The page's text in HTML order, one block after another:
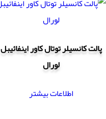
پالت کانسیلر توتال کاور اینفائیبل
لورال
اطلاعات بیشتر